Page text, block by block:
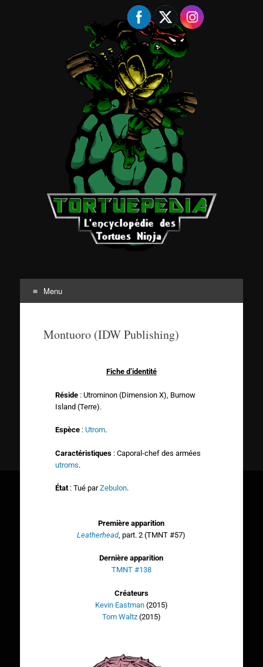
Menu
Montuoro (IDW Publishing)
Fiche d’identité
Réside : Utrominon (Dimension X), Burnow
Island (Terre).
Espèce: Utrom.
Caractéristiques : Caporal-chef des armées
utroms.
État: Tué parZebulon.
Première apparition
Leatherhead, part. 2 (TMNT #57)
Dernière apparition
TMNT #138
Créateurs
Kevin Eastman(2015)
Tom Waltz(2015)